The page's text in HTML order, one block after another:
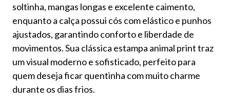
soltinha, mangas longas e excelente caimento,
enquanto a calça possui cós com elástico e punhos
ajustados, garantindo conforto e liberdade de
movimentos. Sua clássica estampa animal print traz
um visual moderno e sofisticado, perfeito para
quem deseja ficar quentinha com muito charme
durante os dias frios.